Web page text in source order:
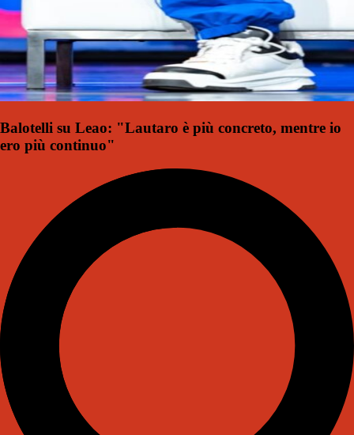
Balotelli su Leao: "Lautaro è più concreto, mentre io
ero più continuo"